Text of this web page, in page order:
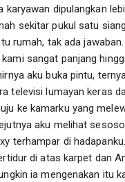
karyawan dipulangkan
sekitar pukul satu
rumah, tak ada
sangat panjang
aku buka pintu,
televisi lumayan keras
ke kamarku yang
aku melihat
terhampar di
di atas karpet dan
ia mengenakan itu